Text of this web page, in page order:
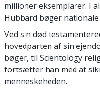
millioner eksemplarer. I
Hubbard bøger nationale
Ved sin død
hovedparten af sin
bøger, til Scientology
fortsætter han med at
menneskeheden.